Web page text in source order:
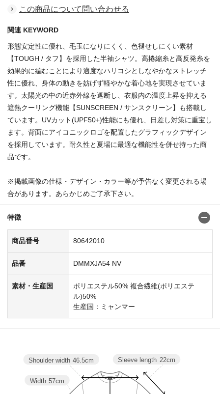
この商品について問い合わせる
関連 KEYWORD
形態安定性に優れ、毛玉になりにくく、色褪せしにくい素材
【TOUGH / タフ】を採用した半袖シャツ。高捲縮糸と高反発糸を
効果的に編むことにより適度なハリコシとしなやかなストレッチ
性に優れ、身体の動きを妨げず軽やかな着心地を実現させていま
す。太陽光の中の近赤外線を遮断し、衣服内の温度上昇を抑える
遮熱クーリング機能【SUNSCREEN / サンスクリーン】も搭載し
ています。UVカット(UPF50+)性能にも優れ、日差し対策に重宝し
ます。背面にアイコニックロゴを配置したグラフィックデザイン
を採用しています。耐久性と夏場に最適な機能性を併せ持った商
品です。
※掲載画像の仕様・デザイン・カラー等が予告なく変更される場
合があります。あらかじめご了承下さい。
特徴
商品番号 80642010
品番 DMMXJA54 NV
素材・生産国
ポリエステル50% 複合繊維(ポリエステ
ル)50%
生産国：ミャンマー
Sleeve length 22cm
Width 57cm
Shoulder width 46.5cm